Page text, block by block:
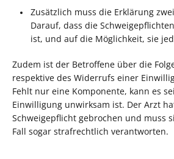
Zusätzlich muss die Erklärung
Darauf, dass die
ist, und auf die Möglichkeit, sie
Zudem ist der Betroffene über die
respektive des Widerrufs einer
Fehlt nur eine Komponente, kann es
Einwilligung unwirksam ist. Der Arzt
Schweigepflicht gebrochen und muss
Fall sogar strafrechtlich verantworten.